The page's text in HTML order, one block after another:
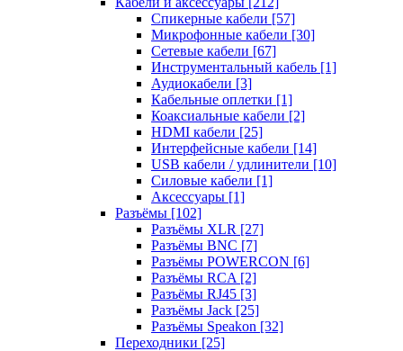
Спикерные кабели [57]
Микрофонные кабели [30]
Сетевые кабели [67]
Инструментальный кабель [1]
Аудиокабели [3]
Кабельные оплетки [1]
Коаксиальные кабели [2]
HDMI кабели [25]
Интерфейсные кабели [14]
USB кабели / удлинители [10]
Силовые кабели [1]
Аксессуары [1]
Разъёмы [102]
Разъёмы XLR [27]
Разъёмы BNC [7]
Разъёмы POWERCON [6]
Разъёмы RCA [2]
Разъёмы RJ45 [3]
Разъёмы Jack [25]
Разъёмы Speakon [32]
Переходники [25]